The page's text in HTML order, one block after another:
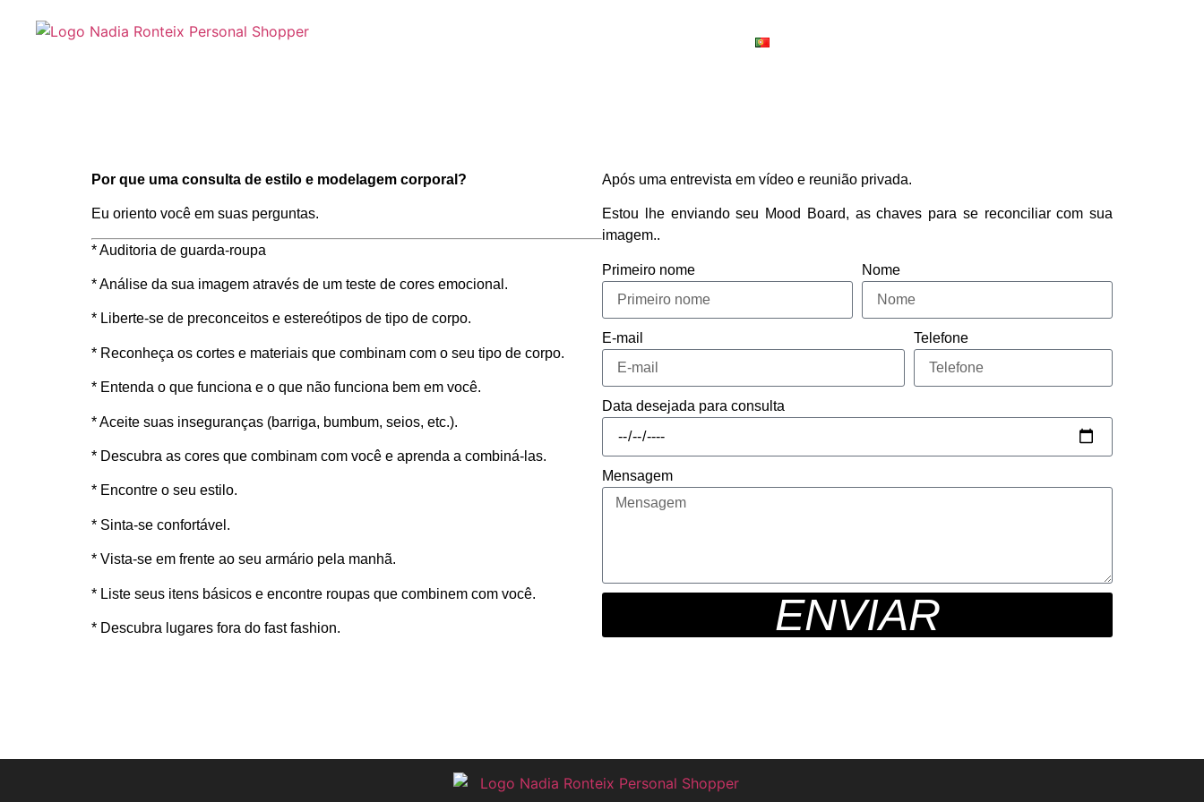
Por que uma consulta de estilo e modelagem corporal?
Eu oriento você em suas perguntas.
* Auditoria de guarda-roupa
* Análise da sua imagem através de um teste de cores emocional.
* Liberte-se de preconceitos e estereótipos de tipo de corpo.
* Reconheça os cortes e materiais que combinam com o seu tipo de corpo.
* Entenda o que funciona e o que não funciona bem em você.
* Aceite suas inseguranças (barriga, bumbum, seios, etc.).
* Descubra as cores que combinam com você e aprenda a combiná-las.
* Encontre o seu estilo.
* Sinta-se confortável.
* Vista-se em frente ao seu armário pela manhã.
* Liste seus itens básicos e encontre roupas que combinem com você.
* Descubra lugares fora do fast fashion.
Após uma entrevista em vídeo e reunião privada.
Estou lhe enviando seu Mood Board, as chaves para se reconciliar com sua
imagem..
Primeiro nome Nome
E-mail Telefone
Data desejada para consulta
Mensagem
ENVIAR